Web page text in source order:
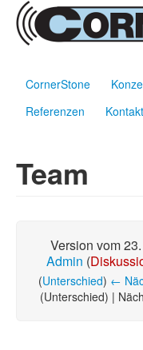
CornerStone
Referenzen
Kontakt
Team
Version vom
Admin (
(Unterschied) ←
(Unterschied) |